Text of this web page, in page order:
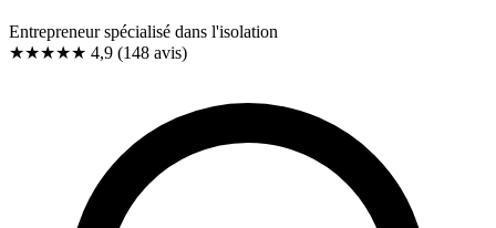
Entrepreneur spécialisé dans l'isolation
★★★★★ 4,9 (148 avis)